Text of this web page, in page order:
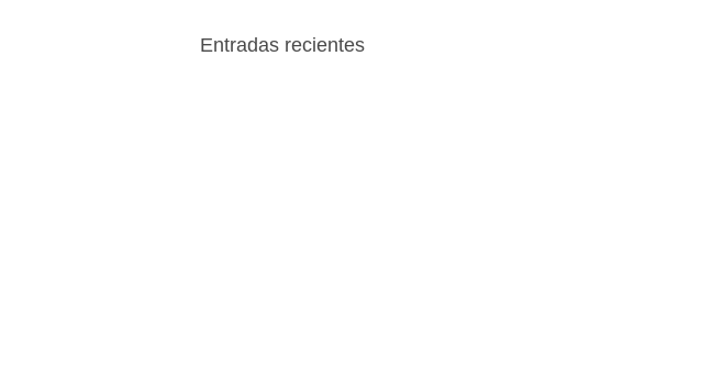
Entradas recientes